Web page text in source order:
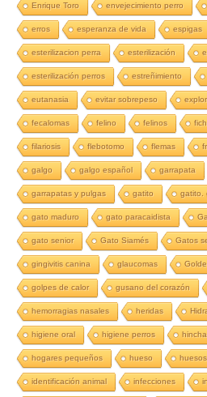
Enrique Toro envejecimiento perro
erros esperanza de vida espigas
esterilizacion perra esterilización
esterilización perros estreñimiento
eutanasia evitar sobrepeso
fecalomas felino felinos
filariosis flebotomo flemas
galgo galgo español garrapata
garrapatas y pulgas gatito gatito.
gato maduro gato paracaidista
gato senior Gato Siamés Gatos
gingivitis canina glaucomas
golpes de calor gusano del corazón
hemorragias nasales heridas
higiene oral higiene perros
hogares pequeños hueso huesos
identificación animal infecciones